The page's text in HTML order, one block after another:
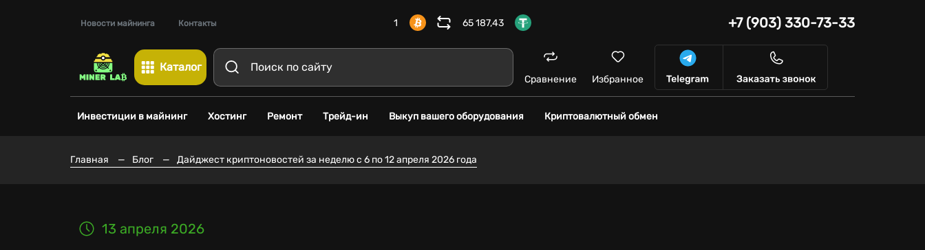
Новости майнинга Контакты 1 65 187,43 +7 (903) 330-73-33
Каталог
Сравнение Избранное
Инвестиции в майнинг Хостинг Ремонт Трейд-ин Выкуп вашего оборудования Криптовалютный обмен
Главная — Блог — Дайджест криптоновостей за неделю с 6 по 12 апреля 2026 года
13 апреля 2026